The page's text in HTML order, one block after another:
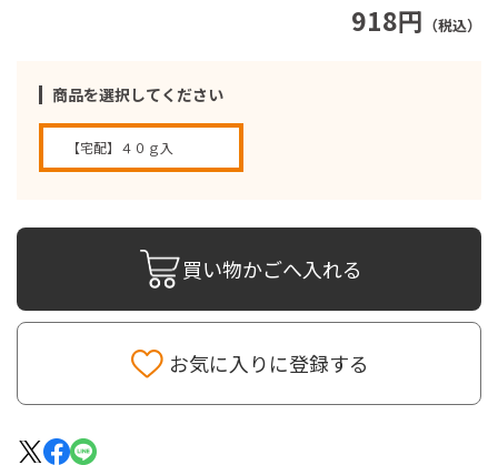
918円 （税込）
商品を選択してください
【宅配】４０ｇ入
買い物かごへ入れる
お気に入りに登録する